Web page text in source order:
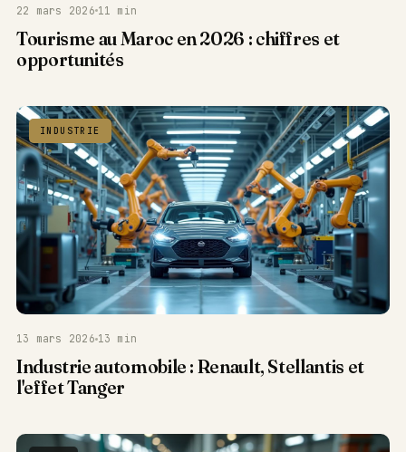
22 mars 2026 11 min
Tourisme au Maroc en 2026 : chiffres et
opportunités
INDUSTRIE
13 mars 2026 13 min
Industrie automobile : Renault, Stellantis et
l'effet Tanger